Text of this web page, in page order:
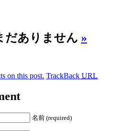
だありません »
on this post. TrackBack URL
名前 (required)